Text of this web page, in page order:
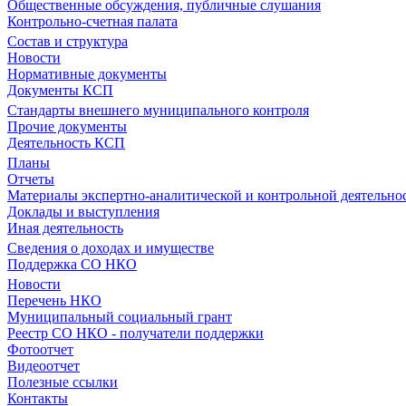
Общественные обсуждения, публичные слушания
Контрольно-счетная палата
Состав и структура
Новости
Нормативные документы
Документы КСП
Стандарты внешнего муниципального контроля
Прочие документы
Деятельность КСП
Планы
Отчеты
Материалы экспертно-аналитической и контрольной
Доклады и выступления
Иная деятельность
Сведения о доходах и имуществе
Поддержка СО НКО
Новости
Перечень НКО
Муниципальный социальный грант
Реестр СО НКО - получатели поддержки
Фотоотчет
Видеоотчет
Полезные ссылки
Контакты